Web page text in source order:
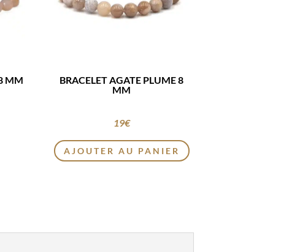
MM
BRACELET AGATE PLUME 8
MM
19€
AJOUTER AU PANIER